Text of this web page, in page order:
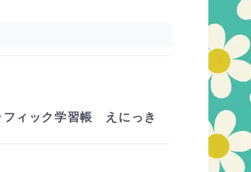
フィック学習帳 えにっき